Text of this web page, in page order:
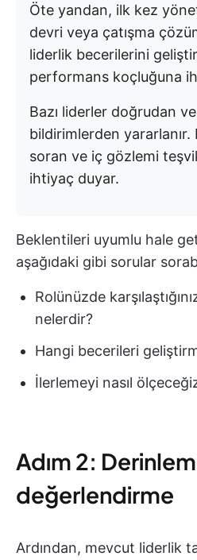
Öte yandan, ilk kez
devri veya çatışma
liderlik becerilerini
performans koçluğuna
Bazı liderler doğrudan
bildirimlerden
soran ve iç gözlemi
ihtiyaç duyar.
Beklentileri uyumlu hale
aşağıdaki gibi sorular
Rolünüzde
nelerdir?
Hangi becerileri
İlerlemeyi nasıl
Adım 2:
değerlendirme
Ardından, mevcut liderlik